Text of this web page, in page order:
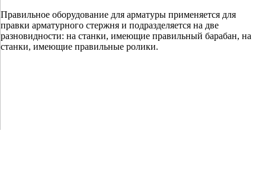
Правильное оборудование для арматуры применяется для
правки арматурного стержня и подразделяется на две
разновидности: на станки, имеющие правильный барабан, на
станки, имеющие правильные ролики.